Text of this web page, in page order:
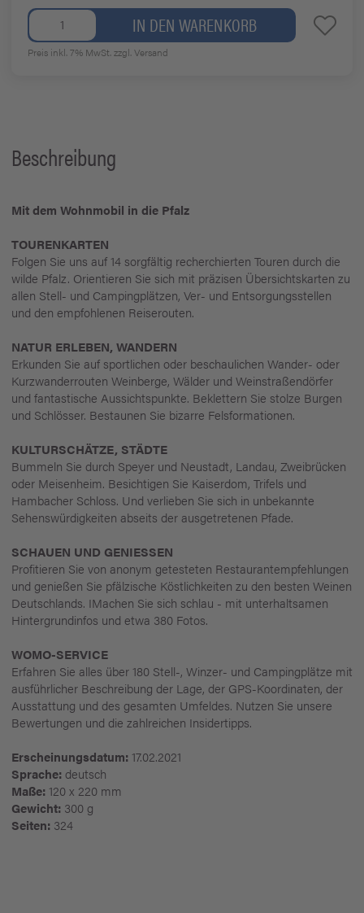
IN DEN WARENKORB
Preis inkl. 7% MwSt.zzgl. Versand
Beschreibung
Mit dem Wohnmobil in die Pfalz
TOURENKARTEN
Folgen Sie uns auf 14 sorgfältig recherchierten Touren durch die
wilde Pfalz. Orientieren Sie sich mit präzisen Übersichtskarten zu
allen Stell- und Campingplätzen, Ver- und Entsorgungsstellen
und den empfohlenen Reiserouten.
NATUR ERLEBEN, WANDERN
Erkunden Sie auf sportlichen oder beschaulichen Wander- oder
Kurzwanderrouten Weinberge, Wälder und Weinstraßendörfer
und fantastische Aussichtspunkte. Beklettern Sie stolze Burgen
und Schlösser. Bestaunen Sie bizarre Felsformationen.
KULTURSCHÄTZE, STÄDTE
Bummeln Sie durch Speyer und Neustadt, Landau, Zweibrücken
oder Meisenheim. Besichtigen Sie Kaiserdom, Trifels und
Hambacher Schloss. Und verlieben Sie sich in unbekannte
Sehenswürdigkeiten abseits der ausgetretenen Pfade.
SCHAUEN UND GENIESSEN
Profitieren Sie von anonym getesteten Restaurantempfehlungen
und genießen Sie pfälzische Köstlichkeiten zu den besten Weinen
Deutschlands. IMachen Sie sich schlau - mit unterhaltsamen
Hintergrundinfos und etwa 380 Fotos.
WOMO-SERVICE
Erfahren Sie alles über 180 Stell-, Winzer- und Campingplätze mit
ausführlicher Beschreibung der Lage, der GPS-Koordinaten, der
Ausstattung und des gesamten Umfeldes. Nutzen Sie unsere
Bewertungen und die zahlreichen Insidertipps.
Erscheinungsdatum: 17.02.2021
Sprache: deutsch
Maße: 120 x 220 mm
Gewicht: 300 g
Seiten: 324